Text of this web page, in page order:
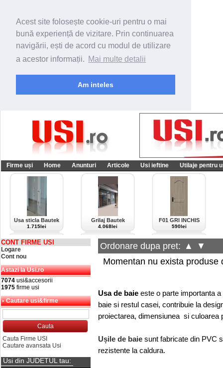
Acest site folosește cookie-uri pentru o mai
bună experiență de vizitare. Prin continuarea
navigării, ești de acord cu modul de utilizare
a acestor informații. Mai multe detalii
Am inteles
Firme uși Home Anunturi Articole Usi ieftine Utilaje pentru
Usa sticla Bautek
1.715lei
Grilaj Bautek
4.068lei
F01 GRI INCHIS
590lei
CONT FIRME USI
Logare
Cont nou
Astazi la Usi.ro
7074 usi&accesorii
1975 firme usi
Cautare usi&firme
Cauta Firme USI
Cautare avansata Usi
Usi din JUDETUL tau:
Ordonare dupa pret: ▲
▼
Momentan nu exista produse
Usa de baie este o parte importanta
baie si restul casei, contribuie la
proiectarea, dimensiunea si culoarea
Ușile de baie sunt fabricate din PVC
rezistente la caldura.